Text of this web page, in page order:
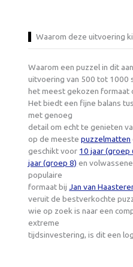
Waarom deze uitvoering
Waarom een puzzel in dit
uitvoering van 500 tot 1000
het meest gekozen formaat
Het biedt een fijne balans
met genoeg
detail om echt te genieten
op de meestepuzzelmatten
geschikt voor 10 jaar (groep
jaar (groep 8) en
populaire
formaat bijJan van
veruit de bestverkochte
wie op zoek is naar een
extreme
tijdsinvestering, is dit een